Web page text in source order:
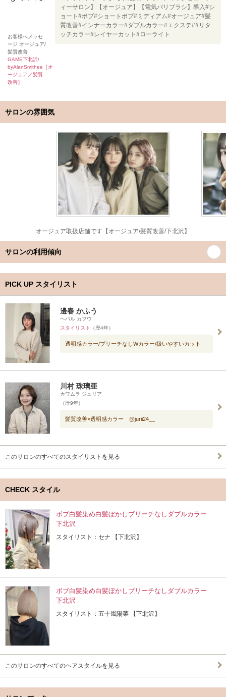
お客様へメッセ
ージ オージュア/
髪質改善
GAME下北沢/
byAlanSmithee［オ
ージュア／髪質
改善］
ィーサロン】【オージュア】【電気バリブラシ】導入#シ
ョート#ボブ#ショートボブ#ミディアム#オージュア#髪
質改善#インナーカラー#ダブルカラー#エクステ##リタ
ッチカラー#レイヤーカット#ローライト
サロンの雰囲気
オージュア取扱店舗です【オージュア/髪質改善/下北沢】
サロンの利用傾向
PICK UP スタイリスト
邊春 かふう
ヘバル カフウ
スタイリスト
（歴4年）
透明感カラー/ブリーチなしWカラー/扱いやすいカット
川村 珠璃亜
カワムラ ジュリア
（歴9年）
髪質改善×透明感カラー @jurii24__
このサロンのすべてのスタイリストを見る
CHECK スタイル
ボブ白髪染め白髪ぼかしブリーチなしダブルカラー
下北沢
スタイリスト：セナ 【下北沢】
ボブ白髪染め白髪ぼかしブリーチなしダブルカラー
下北沢
スタイリスト：五十嵐陽菜 【下北沢】
このサロンのすべてのヘアスタイルを見る